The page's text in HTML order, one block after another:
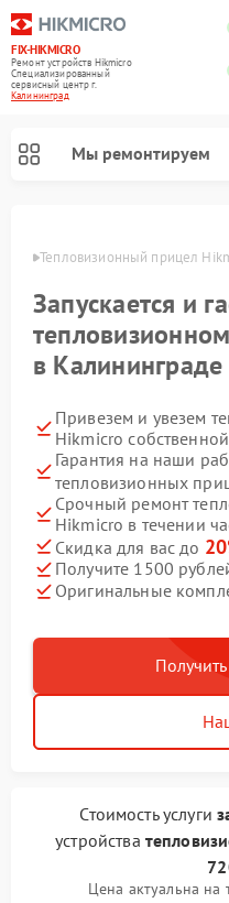
FIX-HIKMICRO
Ремонт устройств Hikmicro
Специализированный
cервисный центр г.
Калининград
Мы ремонтируем
Тепловизионный прицел
Запускается и
в Калининграде
Привезем и увезем
Hikmicro
Гарантия на наши
тепловизионных
Срочный ремонт
Hikmicro в течении
Скидка для вас до
Получите 1500
Оригинальные
Стоимость услуги
устройства
Цена актуальна